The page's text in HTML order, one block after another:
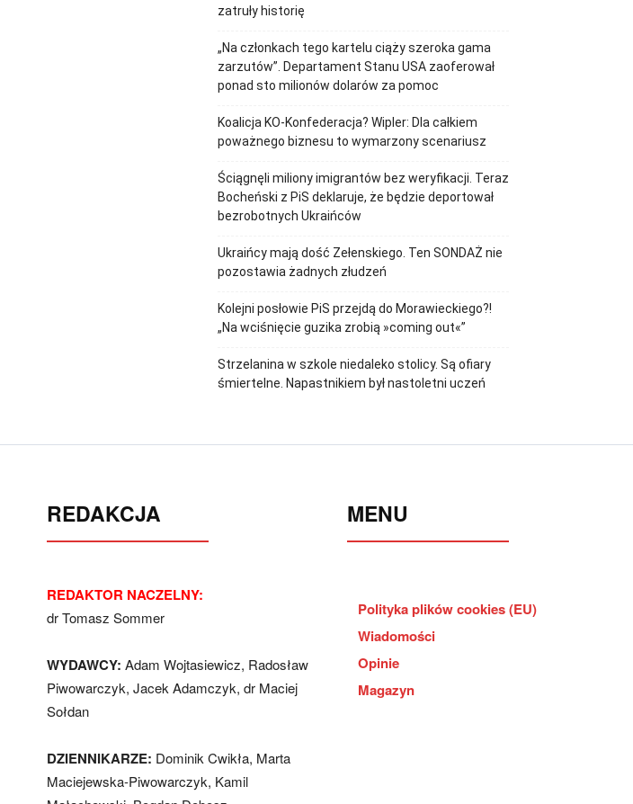
zatruły historię
„Na członkach tego kartelu ciąży szeroka gama
zarzutów”. Departament Stanu USA zaoferował
ponad sto milionów dolarów za pomoc
Koalicja KO-Konfederacja? Wipler: Dla całkiem
poważnego biznesu to wymarzony scenariusz
Ściągnęli miliony imigrantów bez weryfikacji. Teraz
Bocheński z PiS deklaruje, że będzie deportował
bezrobotnych Ukraińców
Ukraińcy mają dość Zełenskiego. Ten SONDAŻ nie
pozostawia żadnych złudzeń
Kolejni posłowie PiS przejdą do Morawieckiego?!
„Na wciśnięcie guzika zrobią »coming out«”
Strzelanina w szkole niedaleko stolicy. Są ofiary
śmiertelne. Napastnikiem był nastoletni uczeń
REDAKCJA
REDAKTOR NACZELNY:
dr Tomasz Sommer
WYDAWCY: Adam Wojtasiewicz, Radosław
Piwowarczyk, Jacek Adamczyk, dr Maciej
Sołdan
DZIENNIKARZE: Dominik Cwikła, Marta
Maciejewska-Piwowarczyk, Kamil
MENU
Polityka plików cookies (EU)
Wiadomości
Opinie
Magazyn